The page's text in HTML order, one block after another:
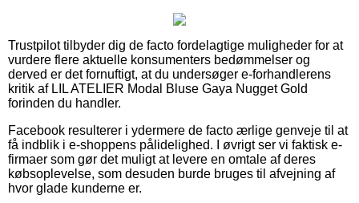
Trustpilot tilbyder dig de facto fordelagtige muligheder for at
vurdere flere aktuelle konsumenters bedømmelser og
derved er det fornuftigt, at du undersøger e-forhandlerens
kritik af LIL ATELIER Modal Bluse Gaya Nugget Gold
forinden du handler.
Facebook resulterer i ydermere de facto ærlige genveje til at
få indblik i e-shoppens pålidelighed. I øvrigt ser vi faktisk e-
firmaer som gør det muligt at levere en omtale af deres
købsoplevelse, som desuden burde bruges til afvejning af
hvor glade kunderne er.